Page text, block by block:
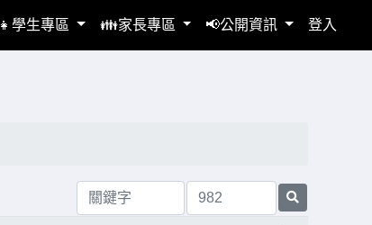
👧學生專區 👪家長專區 📢公開資訊 登入